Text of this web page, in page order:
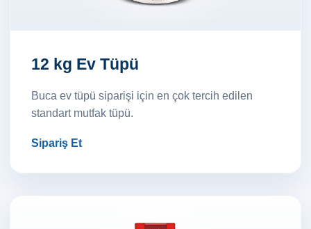
12 kg Ev Tüpü
Buca ev tüpü siparişi için en çok tercih edilen
standart mutfak tüpü.
Sipariş Et